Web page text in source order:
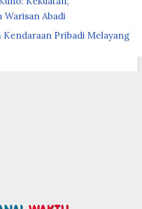
Warisan Abadi
Kendaraan Pribadi Melayang